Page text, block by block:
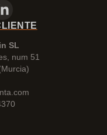
SL
num 51